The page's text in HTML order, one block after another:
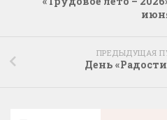
ПРЕДЫДУЩАЯ
День